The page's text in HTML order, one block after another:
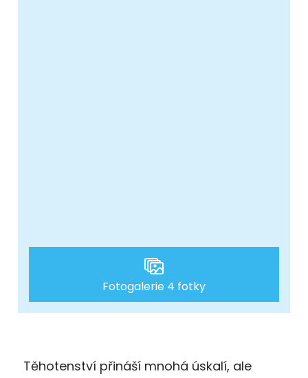
Fotogalerie 4 fotky
Těhotenství přináší mnohá úskalí, ale